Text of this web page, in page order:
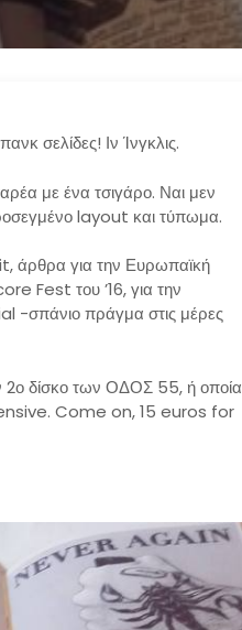
σελίδες! Ιν Ίνγκλις.
με ένα τσιγάρο. Ναι μεν
layout και τύπωμα.
άρθρα για την Ευρωπαϊκή
Fest του ’16, για την
-σπάνιο πράγμα στις μέρες
2ο δίσκο των ΟΔΟΣ 55, ή οποία
Come on, 15 euros for